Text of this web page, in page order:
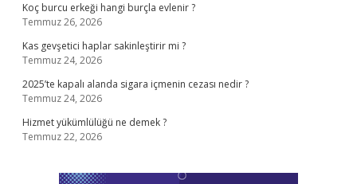
Koç burcu erkeği hangi burçla evlenir ?
Temmuz 26, 2026
Kas gevşetici haplar sakinleştirir mi ?
Temmuz 24, 2026
2025’te kapalı alanda sigara içmenin cezası nedir ?
Temmuz 24, 2026
Hizmet yükümlülüğü ne demek ?
Temmuz 22, 2026